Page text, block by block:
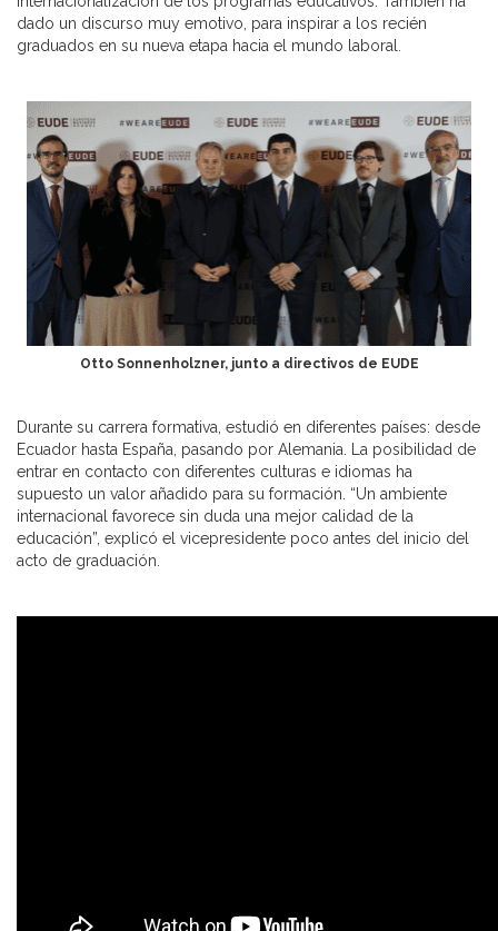
dado un discurso muy emotivo, para inspirar a los recién
graduados en su nueva etapa hacia el mundo laboral.
Otto Sonnenholzner, junto a directivos de EUDE
Durante su carrera formativa, estudió en diferentes países: desde
Ecuador hasta España, pasando por Alemania. La posibilidad de
entrar en contacto con diferentes culturas e idiomas ha
supuesto un valor añadido para su formación. “Un ambiente
internacional favorece sin duda una mejor calidad de la
educación”, explicó el vicepresidente poco antes del inicio del
acto de graduación.